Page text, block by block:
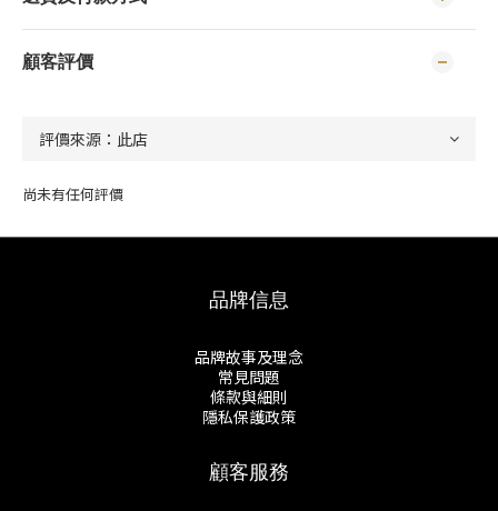
顧客評價
尚未有任何評價
品牌信息
品牌故事及理念
常見問題
條款與細則
隱私保護政策
顧客服務